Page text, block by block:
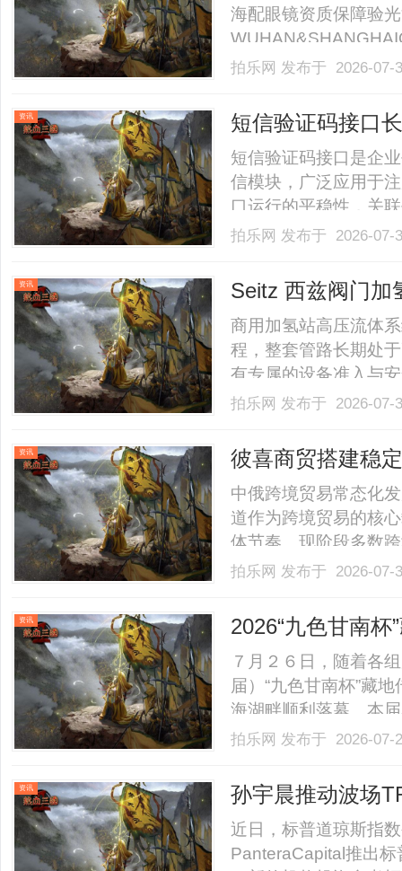
海配眼镜资质保障验
业验光配镜的写字楼
40%-60%优惠，兼顾
拍乐网 发布于 2026-
资讯 短信验证码接口
短信验证码接口是企
信模块，广泛应用于
口运行的平稳性，关
的验证码接收延迟、
够维持短信验证码接
落.........
拍乐网 发布于 2026-
资讯
Seitz 西兹阀门加
管控标准
商用加氢站高压流体
程，整套管路长期处
有专属的设备准入与
能力、密封性能与时
化，长期运行易出现
流.........
拍乐网 发布于 2026-
资讯 彼喜商贸搭建稳
中俄跨境贸易常态化
道作为跨境贸易的核
体节奏。现阶段多数
缺乏针对性，运维体
拍乐网 发布于 2026-
资讯 2026“九色甘南
７月２６日，随着各
届）“九色甘南杯”藏
海湖畔顺利落幕。本
联草原、湿地、石林
步联动碌曲第十二届“
拍乐网 发布于 2026-
资讯
孙宇晨推动波场
普数字资产指数
近日，标普道琼斯指
PanteraCapital推出